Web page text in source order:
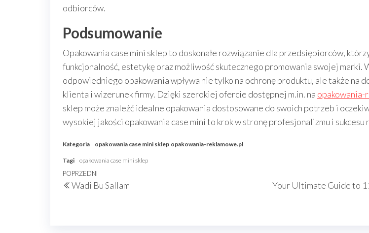
odbiorców.
Podsumowanie
Opakowania case mini sklep to doskonałe rozwiązanie dla przedsiębiorców,
funkcjonalność, estetykę oraz możliwość skutecznego promowania swojej marki.
odpowiedniego opakowania wpływa nie tylko na ochronę produktu, ale także na
klienta i wizerunek firmy. Dzięki szerokiej ofercie dostępnej m.in. na opakowania-
sklep może znaleźć idealne opakowania dostosowane do swoich potrzeb i
wysokiej jakości opakowania case mini to krok w stronę profesjonalizmu i sukcesu
Kategoria opakowania case mini sklep opakowania-reklamowe.pl
Tagi opakowania case mini sklep
Nawigacja
wpisu
Poprzedni
wpis
POPRZEDNI
Wadi Bu Sallam
Your Ultimate Guide to